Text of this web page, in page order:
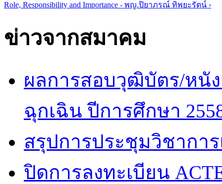
Role, Responsibility and Importance - พญ.ปิยาภรณ์ ทิพยะรัตน์ ›
ข่าวจากสมาคม
ผลการสอบวุฒิบัตร/หนั
ฉุกเฉิน ปีการศึกษา
สรุปการประชุมวิชากา
ปิดการลงทะเบียน